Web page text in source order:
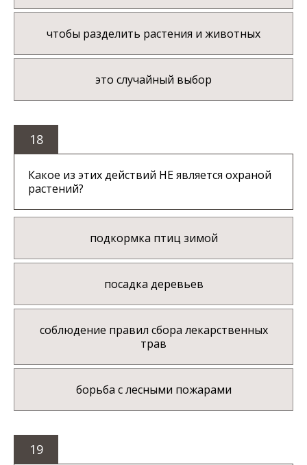
чтобы разделить растения и животных
это случайный выбор
18
Какое из этих действий НЕ является охраной
растений?
подкормка птиц зимой
посадка деревьев
соблюдение правил сбора лекарственных
трав
борьба с лесными пожарами
19